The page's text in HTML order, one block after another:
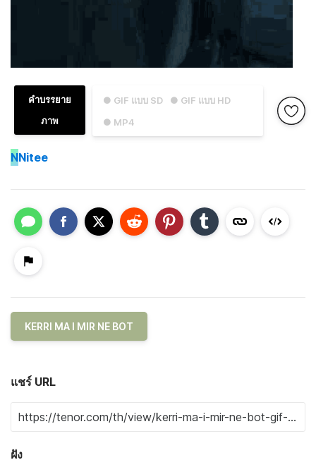
● GIF แบบ SD
● GIF แบบ HD
● MP4
คำบรรยาย
ภาพ
NNitee
KERRI MA I MIR NE BOT
แชร์ URL
ฝัง